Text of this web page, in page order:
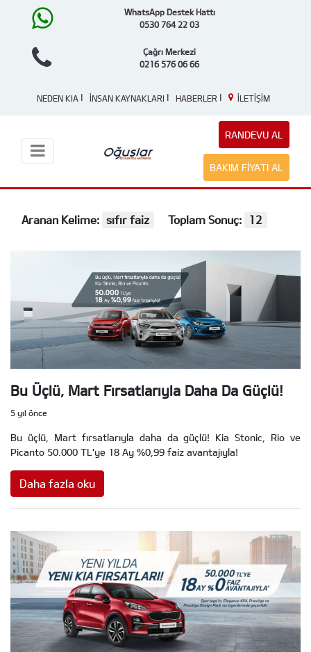
WhatsApp Destek Hattı
0530 764 22 03
Çağrı Merkezi
0216 576 06 66
NEDEN KIA | İNSAN KAYNAKLARI | HABERLER | İLETİŞİM
RANDEVU AL
BAKIM FIYATI AL
Aranan Kelime: sıfır faiz Toplam Sonuç: 12
Bu Üçlü, Mart Fırsatlarıyla Daha Da Güçlü!
5 yıl önce
Bu üçlü, Mart fırsatlarıyla daha da güçlü! Kia Stonic, Rio ve
Picanto 50.000 TL'ye 18 Ay %0,99 faiz avantajıyla!
Daha fazla oku